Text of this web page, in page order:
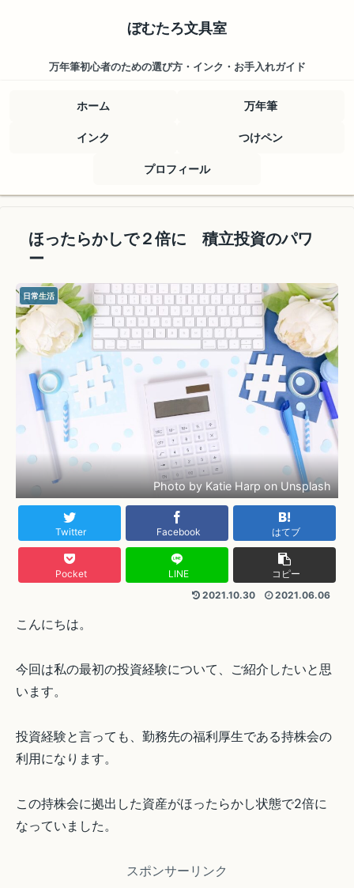
ぼむたろ文具室
万年筆初心者のための選び方・インク・お手入れガイド
ホーム 万年筆
インク つけペン
プロフィール
ほったらかしで２倍に 積立投資のパワ
ー
日常生活
Photo by Katie Harp on Unsplash
Twitter Facebook はてブ
Pocket LINE
コピー
2021.10.30
2021.06.06
こんにちは。
今回は私の最初の投資経験について、ご紹介したいと思
います。
投資経験と言っても、勤務先の福利厚生である持株会の
利用になります。
この持株会に拠出した資産がほったらかし状態で2倍に
なっていました。
スポンサーリンク